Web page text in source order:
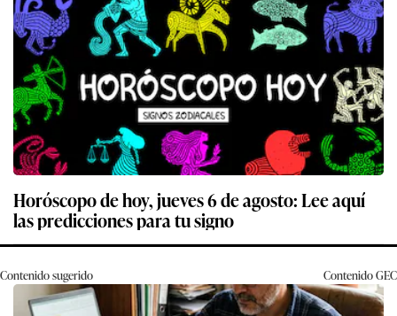
Horóscopo de hoy, jueves 6 de agosto: Lee aquí
las predicciones para tu signo
Contenido sugerido ContenidoGEC